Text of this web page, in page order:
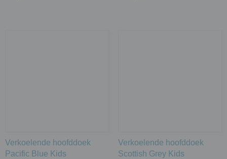
Verkoelende hoofddoek
Pacific Blue Kids
Verkoelende hoofddoek
Scottish Grey Kids